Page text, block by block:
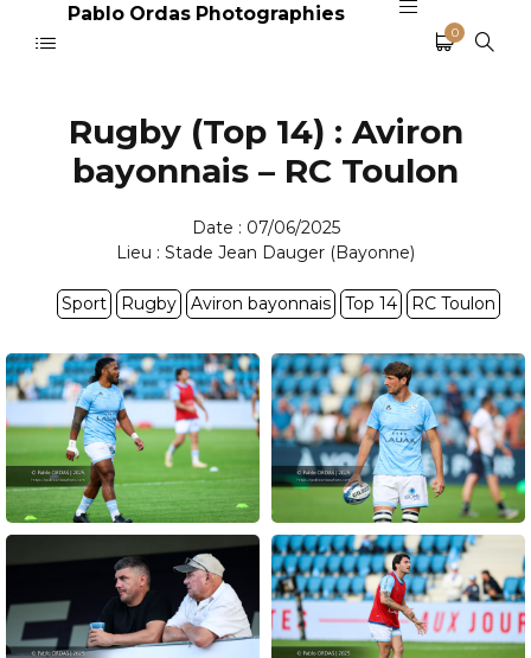
Pablo Ordas Photographies
0
Rugby (Top 14) : Aviron
bayonnais – RC Toulon
Date : 07/06/2025
Lieu : Stade Jean Dauger (Bayonne)
Sport Rugby Aviron bayonnais Top 14 RC Toulon